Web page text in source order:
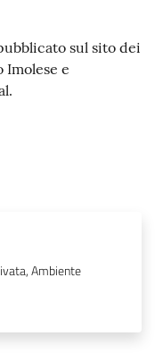
sul sito dei
e
Ambiente